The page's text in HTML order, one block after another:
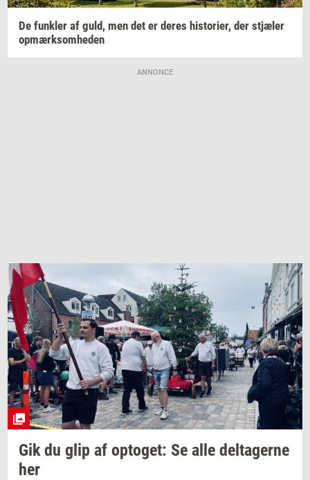
De funk­ler af guld, men det er deres hi­sto­ri­er, der stjæ­ler
op­mærk­som­he­den
ANNONCE
Gik du glip af op­to­get: Se alle del­ta­ger­ne
her